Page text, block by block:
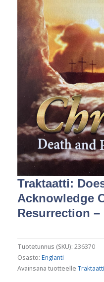
Traktaatti:
Acknowledge
Resurrection –
Tuotetunnus (SKU): 236370
Osasto: Englanti
Avainsana tuotteelle Traktaatti